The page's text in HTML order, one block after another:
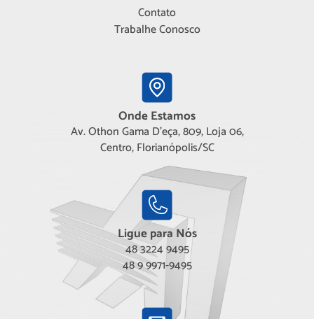
Contato
Trabalhe Conosco
Onde Estamos
Av. Othon Gama D'eça, 809, Loja 06,
Centro, Florianópolis/SC
Ligue para Nós
48 3224 9495
48 9 9971-9495